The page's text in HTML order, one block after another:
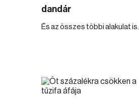
dandár
És az összes többi alakulat is.